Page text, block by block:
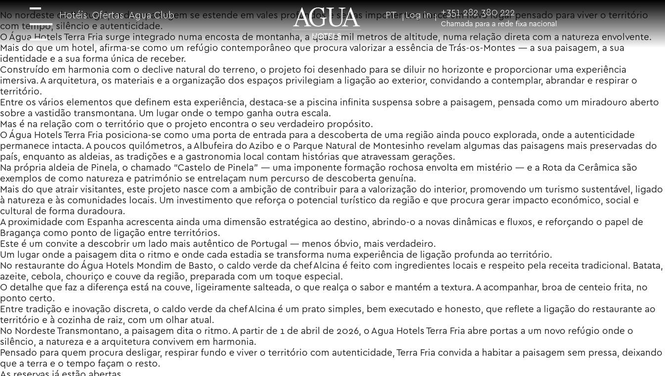
Hotéis Ofertas Agua Club PT Log in +351 282 380 222
Chamada para a rede fixa nacional
No nordeste de Portugal, onde a paisagem se estende em vales profundos e serras imponentes, nasce um novo lugar pensado para viver o território
com tempo, silêncio e autenticidade.
O Água Hotels Terra Fria surge integrado numa encosta de montanha, a quase mil metros de altitude, numa relação direta com a natureza envolvente.
Mais do que um hotel, afirma-se como um refúgio contemporâneo que procura valorizar a essência de Trás-os-Montes — a sua paisagem, a sua
identidade e a sua forma única de receber.
Construído em harmonia com o declive natural do terreno, o projeto foi desenhado para se diluir no horizonte e proporcionar uma experiência
imersiva. A arquitetura, os materiais e a organização dos espaços privilegiam a ligação ao exterior, convidando a contemplar, abrandar e respirar o
território.
Entre os vários elementos que definem esta experiência, destaca-se a piscina infinita suspensa sobre a paisagem, pensada como um miradouro aberto
sobre a vastidão transmontana. Um lugar onde o tempo ganha outra escala.
Mas é na relação com o território que o projeto encontra o seu verdadeiro propósito.
O Água Hotels Terra Fria posiciona-se como uma porta de entrada para a descoberta de uma região ainda pouco explorada, onde a autenticidade
permanece intacta. A poucos quilómetros, a Albufeira do Azibo e o Parque Natural de Montesinho revelam algumas das paisagens mais preservadas do
país, enquanto as aldeias, as tradições e a gastronomia local contam histórias que atravessam gerações.
Na própria aldeia de Pinela, o chamado “Castelo de Pinela” — uma imponente formação rochosa envolta em mistério — e a Rota da Cerâmica são
exemplos de como natureza e património se entrelaçam num percurso de descoberta genuína.
Mais do que atrair visitantes, este projeto nasce com a ambição de contribuir para a valorização do interior, promovendo um turismo sustentável, ligado
à natureza e às comunidades locais. Um investimento que reforça o potencial turístico da região e que procura gerar impacto económico, social e
cultural de forma duradoura.
A proximidade com Espanha acrescenta ainda uma dimensão estratégica ao destino, abrindo-o a novas dinâmicas e fluxos, e reforçando o papel de
Bragança como ponto de ligação entre territórios.
Este é um convite a descobrir um lado mais autêntico de Portugal — menos óbvio, mais verdadeiro.
Um lugar onde a paisagem dita o ritmo e onde cada estadia se transforma numa experiência de ligação profunda ao território.
No restaurante do Água Hotels Mondim de Basto, o caldo verde da chef Alcina é feito com ingredientes locais e respeito pela receita tradicional. Batata,
azeite, cebola, chouriço e couve da região, preparada com um toque especial.
O detalhe que faz a diferença está na couve, ligeiramente salteada, o que realça o sabor e mantém a textura. A acompanhar, broa de centeio frita, no
ponto certo.
Entre tradição e inovação discreta, o caldo verde da chef Alcina é um prato simples, bem executado e honesto, que reflete a ligação do restaurante ao
território e à cozinha de raiz, com um olhar atual.
No Nordeste Transmontano, a paisagem dita o ritmo. A partir de 1 de abril de 2026, o Agua Hotels Terra Fria abre portas a um novo refúgio onde o
silêncio, a natureza e a arquitetura convivem em harmonia.
Pensado para quem procura desligar, respirar fundo e viver o território com autenticidade, Terra Fria convida a habitar a paisagem sem pressa, deixando
que a terra e o tempo façam o resto.